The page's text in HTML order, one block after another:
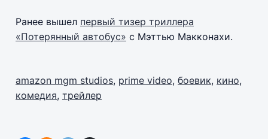
Ранее вышел первый тизер триллера
«Потерянный автобус» с Мэттью Макконахи.
amazon mgm studios, prime video, боевик, кино,
комедия, трейлер